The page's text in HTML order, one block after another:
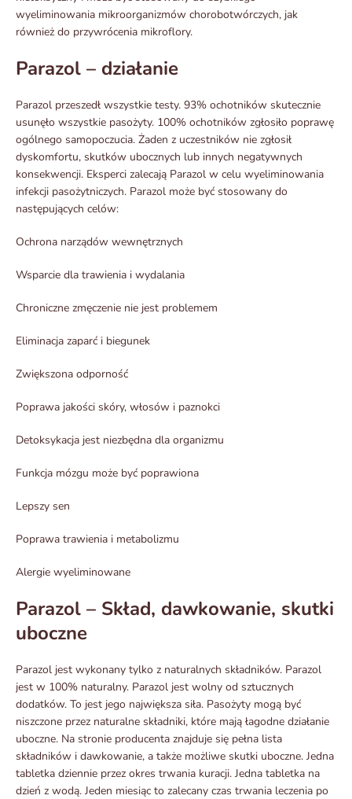
wyeliminowania mikroorganizmów chorobotwórczych, jak
również do przywrócenia mikroflory.
Parazol – działanie
Parazol przeszedł wszystkie testy. 93% ochotników skutecznie
usunęło wszystkie pasożyty. 100% ochotników zgłosiło poprawę
ogólnego samopoczucia. Żaden z uczestników nie zgłosił
dyskomfortu, skutków ubocznych lub innych negatywnych
konsekwencji. Eksperci zalecają Parazol w celu wyeliminowania
infekcji pasożytniczych. Parazol może być stosowany do
następujących celów:
Ochrona narządów wewnętrznych
Wsparcie dla trawienia i wydalania
Chroniczne zmęczenie nie jest problemem
Eliminacja zaparć i biegunek
Zwiększona odporność
Poprawa jakości skóry, włosów i paznokci
Detoksykacja jest niezbędna dla organizmu
Funkcja mózgu może być poprawiona
Lepszy sen
Poprawa trawienia i metabolizmu
Alergie wyeliminowane
Parazol – Skład, dawkowanie, skutki
uboczne
Parazol jest wykonany tylko z naturalnych składników. Parazol
jest w 100% naturalny. Parazol jest wolny od sztucznych
dodatków. To jest jego największa siła. Pasożyty mogą być
niszczone przez naturalne składniki, które mają łagodne działanie
uboczne. Na stronie producenta znajduje się pełna lista
składników i dawkowanie, a także możliwe skutki uboczne. Jedna
tabletka dziennie przez okres trwania kuracji. Jedna tabletka na
dzień z wodą. Jeden miesiąc to zalecany czas trwania leczenia po